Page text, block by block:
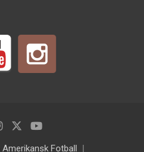
Amerikansk Fotball